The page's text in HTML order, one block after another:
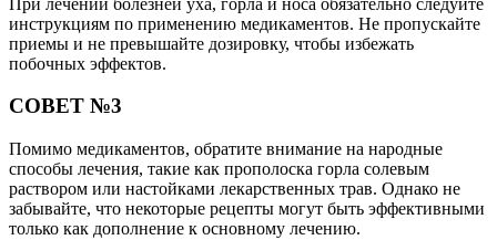
инструкциям по применению медикаментов. Не пропускайте
приемы и не превышайте дозировку, чтобы избежать
побочных эффектов.
СОВЕТ №3
Помимо медикаментов, обратите внимание на народные
способы лечения, такие как прополоска горла солевым
раствором или настойками лекарственных трав. Однако не
забывайте, что некоторые рецепты могут быть эффективными
только как дополнение к основному лечению.